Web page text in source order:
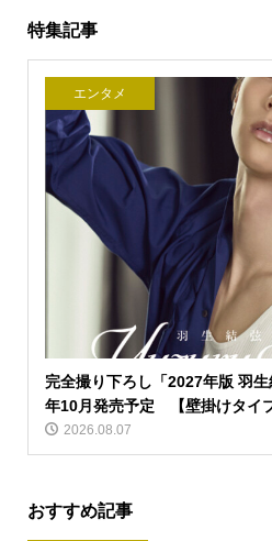
特集記事
エンタメ
完全撮り下ろし「2027年版 羽
年10月発売予定 【壁掛けタイ
2026.08.07
おすすめ記事